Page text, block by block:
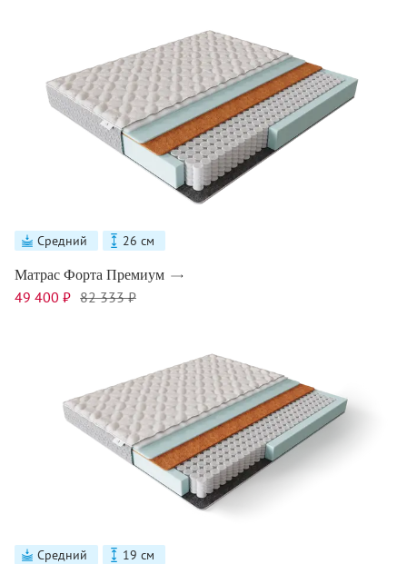
Средний 26 см
Матрас Форта Премиум
49 400 ₽ 82 333 ₽
Средний 19 см